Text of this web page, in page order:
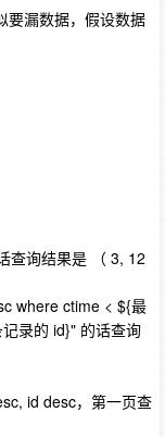
要漏数据，假设数据
查询结果是 （ 3, 12
where ctime < ${最
录的 id}" 的话查询
id desc，第一页查